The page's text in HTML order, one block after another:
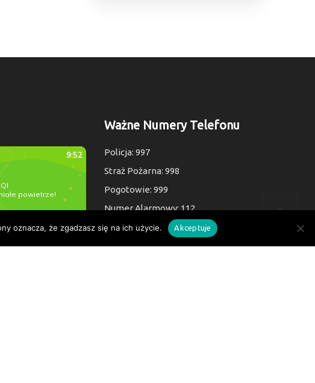
Ważne Numery Telefonu
Policja: 997
Straż Pożarna: 998
Pogotowie: 999
Numer Alarmowy: 112
oznacza, że zgadzasz się na ich użycie. Akceptuje